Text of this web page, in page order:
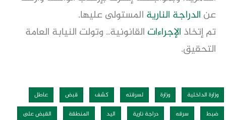
عن الدراجة النارية المستولى عليها.
تم إتخاذ الإجراءات القانونية.. وتولت النيابة العامة
التحقيق.
وزارة الداخلية وزارة لسرقته كشف قبض
عاطل
ضبط
سرقه دراجة نارية اليد المنطقة
القبض على